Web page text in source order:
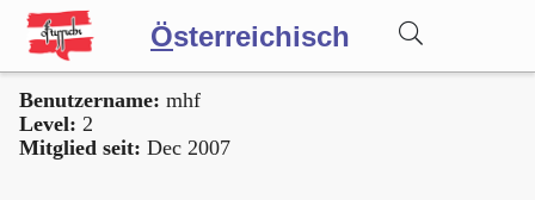
Österreichisch
Wörterbuch
Benutzername: mhf
Level: 2
Mitglied seit: Dec 2007